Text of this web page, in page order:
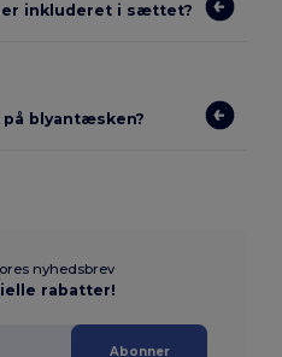
er inkluderet i sættet?
på blyantæsken?
nyhedsbrev
rabatter!
Abonner